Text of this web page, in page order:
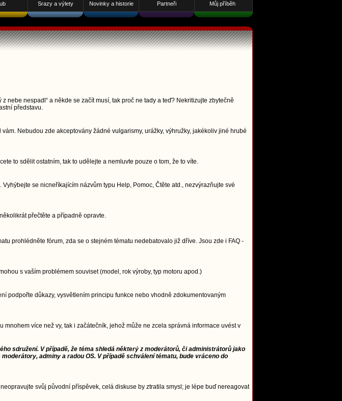
Srazy a výlety Novinky a historie Partneři Můj příběh
nebe nespadl“ a někde se začít musí, tak proč ne tady a teď? Nekritizujte zbytečně
představu.
Nebudou zde akceptovány žádné vulgarismy, urážky, výhružky, jakékoliv jiné hrubé
to sdělit ostatním, tak to udělejte a nemluvte pouze o tom, že to víte.
se nicneříkajícím názvům typu Help, Pomoc, Čtěte atd., nezvýrazňujte své
přečtěte a případně opravte.
prohlédněte fórum, zda se o stejném tématu nedebatovalo již dříve. Jsou zde i FAQ -
s vaším problémem souviset (model, rok výroby, typ motoru apod.)
podpořte důkazy, vysvětlením principu funkce nebo vhodně zdokumentovaným
více než vy, tak i začátečník, jehož může ne zcela správná informace uvést v
sdružení. V případě, že téma shledá některý z moderátorů, či administrátorů jako
adminy a radou OS. V případě schválení tématu, bude vráceno do
svůj původní příspěvek, celá diskuse by ztratila smysl; je lépe buď nereagovat